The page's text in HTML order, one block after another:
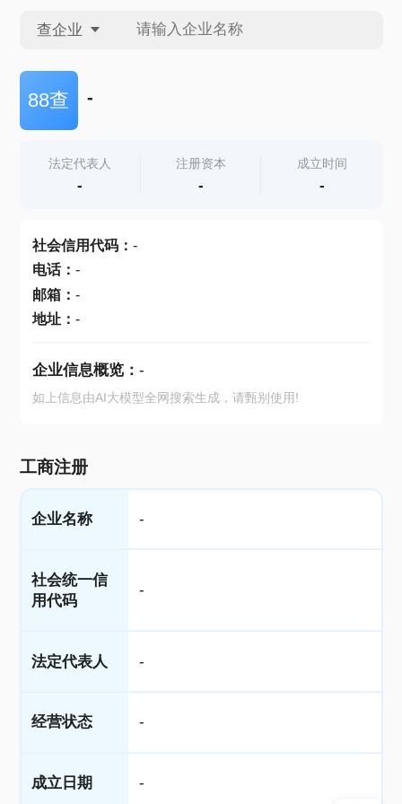
查企业
查企业
查产地
88查 -
法定代表人
-
注册资本
-
成立时间
-
社会信用代码： -
电话： -
邮箱： -
地址： -
企业信息概览： -
如上信息由AI大模型全网搜索生成，请甄别使用!
工商注册
企业名称 -
社会统一信
用代码
-
法定代表人 -
经营状态 -
成立日期 -